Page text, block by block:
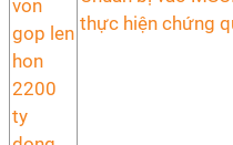
thực hiện chứng